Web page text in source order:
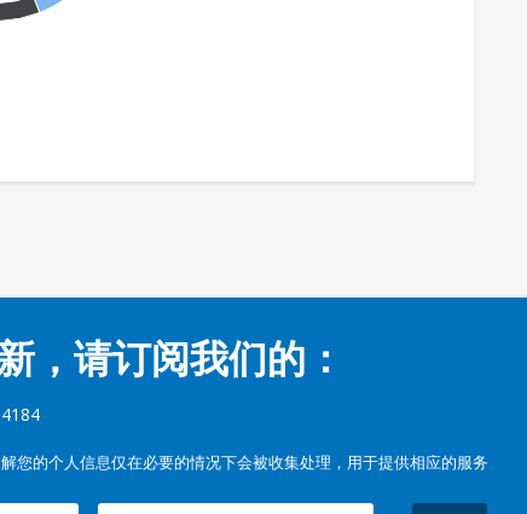
，请订阅我们的：
您的个人信息仅在必要的情况下会被收集处理，用于提供相应的服务